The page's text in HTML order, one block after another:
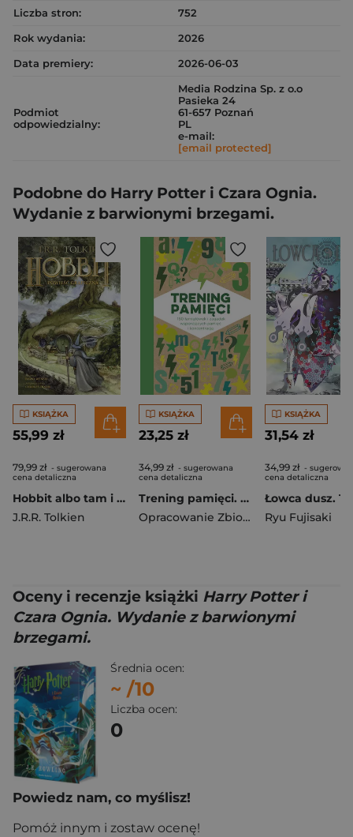
Liczba stron:
752
Rok wydania:
2026
Data premiery:
2026-06-03
Podmiot
odpowiedzialny:
Media Rodzina Sp. z o.o
Pasieka 24
61-657 Poznań
PL
e-mail:
[email protected]
Podobne do Harry Potter i Czara Ognia.
Wydanie z barwionymi brzegami.
KSIĄŻKA
55,99 zł
79,99 zł - sugerowana
cena detaliczna
Hobbit albo tam i z powrotem [Powieść graficzna]
J.R.R. Tolkien
KSIĄŻKA
23,25 zł
34,99 zł - sugerowana
cena detaliczna
Trening pamięci. 160 łamigłówek i zagadek wspierających pamięć i koncentrację
Opracowanie Zbiorowe
KSIĄŻKA
31,54 zł
34,99 zł -
cena detaliczna
Łowca dusz.
Ryu Fujisaki
Oceny i recenzje książki Harry Potter i
Czara Ognia. Wydanie z barwionymi
brzegami.
Średnia ocen:
~ /10
Liczba ocen:
0
Powiedz nam, co myślisz!
Pomóż innym i zostaw ocenę!